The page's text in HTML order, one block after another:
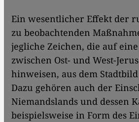
Ein wesentlicher Effekt der
zu beobachtenden
jegliche Zeichen, die auf
zwischen Ost- und West-
hinweisen, aus dem
Dazu gehören auch der
Niemandslands und dessen
beispielsweise in Form des